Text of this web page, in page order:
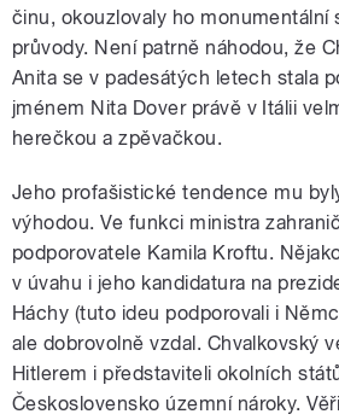
činu, okouzlovaly ho monumentální
průvody. Není patrně náhodou, že
Anita se v padesátých letech stala
jménem Nita Dover právě v Itálii
herečkou a zpěvačkou.
Jeho profašistické tendence mu
výhodou. Ve funkci ministra
podporovatele Kamila Kroftu.
v úvahu i jeho kandidatura na
Háchy (tuto ideu podporovali i
ale dobrovolně vzdal. Chvalkovský
Hitlerem i představiteli okolních
Československo územní nároky.